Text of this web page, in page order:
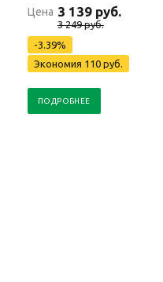
Цена 3 139 руб.
3 249 руб.
-3.39%
Экономия 110 руб.
ПОДРОБНЕЕ